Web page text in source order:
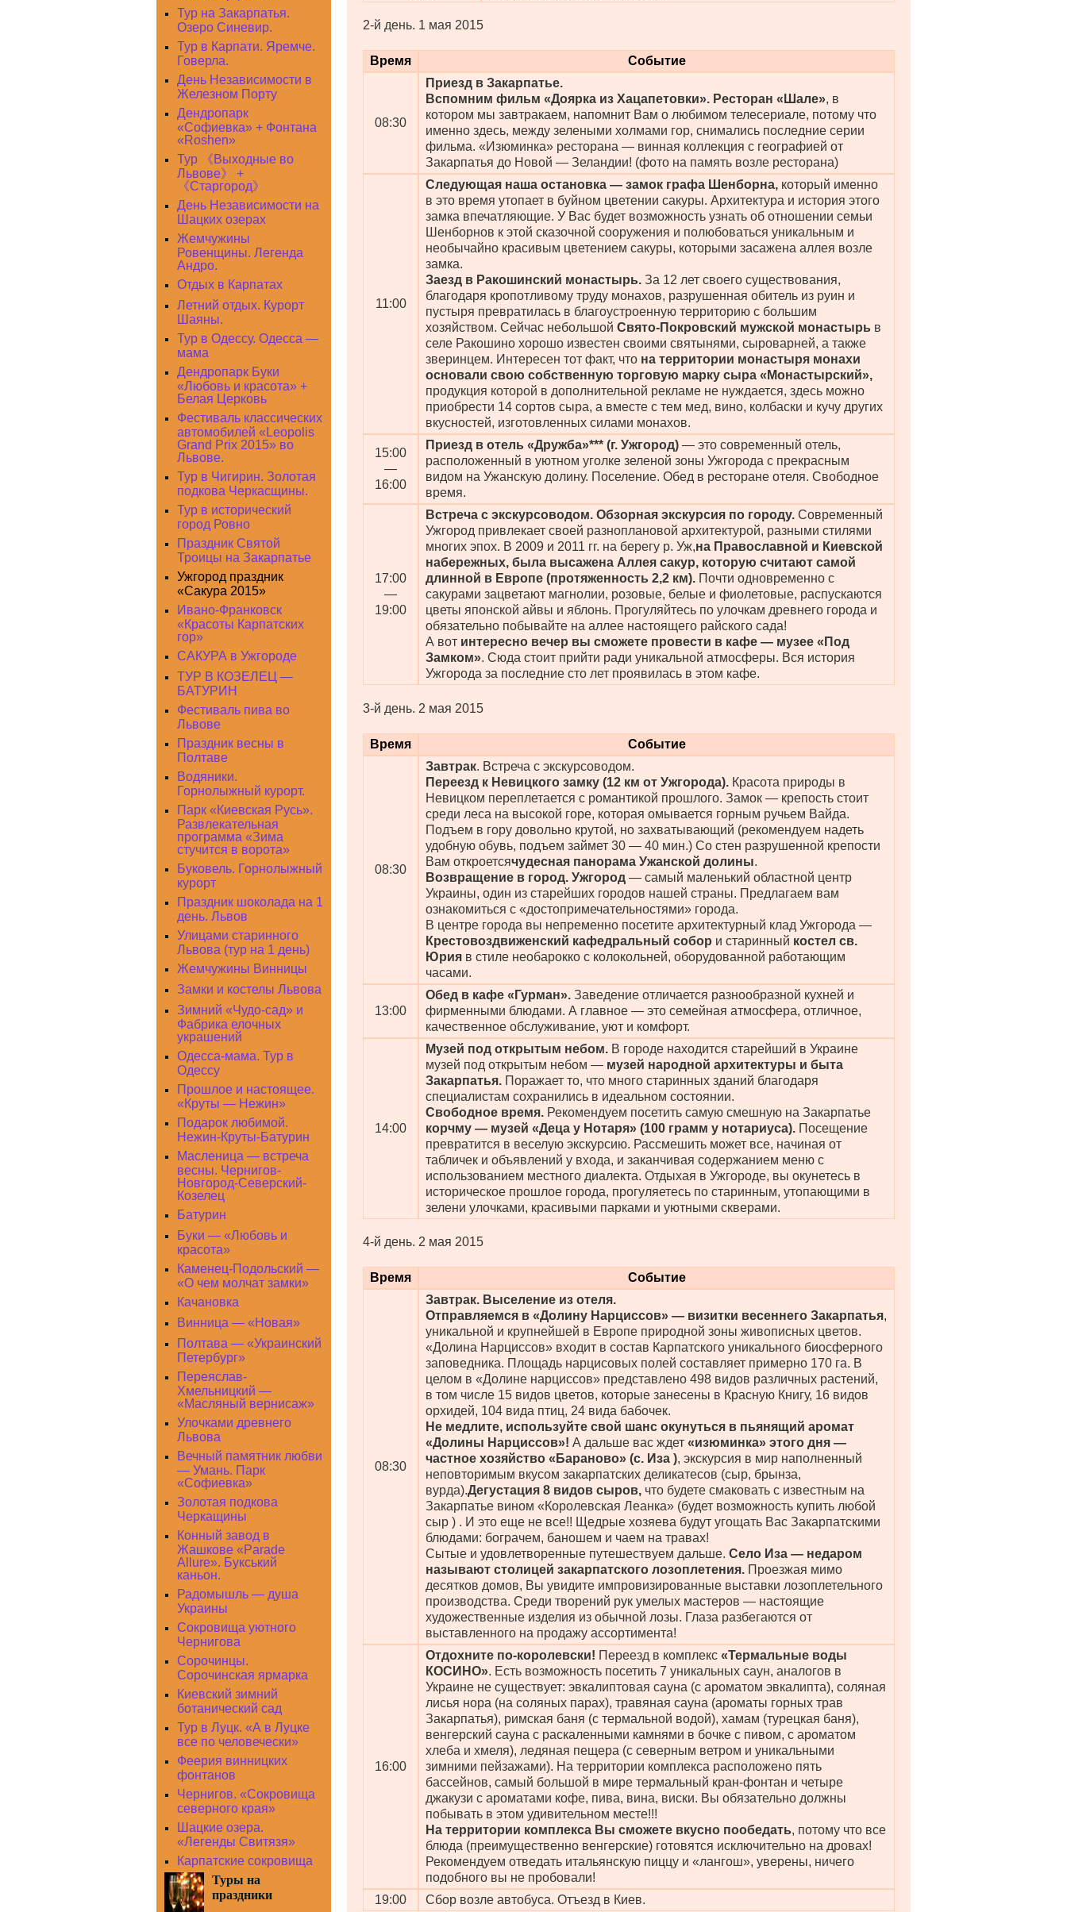
Тур на Закарпатья.
Озеро Синевир.
Тур в Карпати. Яремче.
Говерла.
День Независимости в
Железном Порту
Дендропарк
«Софиевка» + Фонтана
«Roshen»
Тур 《Выходные во
Львове》 +
《Старгород》
День Независимости на
Шацких озерах
Жемчужины
Ровенщины. Легенда
Андро.
Отдых в Карпатах
Летний отдых. Курорт
Шаяны.
Тур в Одессу. Одесса —
мама
Дендропарк Буки
«Любовь и красота» +
Белая Церковь
Фестиваль классических
автомобилей «Leopolis
Grand Prix 2015» во
Львове.
Тур в Чигирин. Золотая
подкова Черкасщины.
Тур в исторический
город Ровно
Праздник Святой
Троицы на Закарпатье
Ужгород праздник
«Сакура 2015»
Ивано-Франковск
«Красоты Карпатских
гор»
САКУРА в Ужгороде
ТУР В КОЗЕЛЕЦ —
БАТУРИН
Фестиваль пива во
Львове
Праздник весны в
Полтаве
Водяники.
Горнолыжный курорт.
Парк «Киевская Русь».
Развлекательная
программа «Зима
стучится в ворота»
Буковель. Горнолыжный
курорт
Праздник шоколада на 1
день. Львов
Улицами старинного
Львова (тур на 1 день)
Жемчужины Винницы
Замки и костелы Львова
Зимний «Чудо-сад» и
Фабрика елочных
украшений
Одесса-мама. Тур в
Одессу
Прошлое и настоящее.
«Круты — Нежин»
Подарок любимой.
Нежин-Круты-Батурин
Масленица — встреча
весны. Чернигов-
Новгород-Северский-
Козелец
Батурин
Буки — «Любовь и
красота»
Каменец-Подольский —
«О чем молчат замки»
Качановка
Винница — «Новая»
Полтава — «Украинский
Петербург»
Переяслав-
Хмельницкий —
«Масляный вернисаж»
Улочками древнего
Львова
Вечный памятник любви
— Умань. Парк
«Софиевка»
Золотая подкова
Черкащины
Конный завод в
Жашкове «Parade
Allure». Букський
каньон.
Радомышль — душа
Украины
Сокровища уютного
Чернигова
Сорочинцы.
Сорочинская ярмарка
Киевский зимний
ботанический сад
Тур в Луцк. «А в Луцке
все по человечески»
Феерия винницких
фонтанов
Чернигов. «Сокровища
северного края»
Шацкие озера.
«Легенды Свитязя»
Карпатские сокровища
Туры на
праздники
2-й день. 1 мая 2015
Время Событие
08:30
Приезд в Закарпатье.
Вспомним фильм «Доярка из Хацапетовки». Ресторан «Шале», в
котором мы завтракаем, напомнит Вам о любимом телесериале, потому что
именно здесь, между зелеными холмами гор, снимались последние серии
фильма. «Изюминка» ресторана — винная коллекция с географией от
Закарпатья до Новой — Зеландии! (фото на память возле ресторана)
11:00
Следующая наша остановка — замок графа Шенборна, который именно
в это время утопает в буйном цветении сакуры. Архитектура и история этого
замка впечатляющие. У Вас будет возможность узнать об отношении семьи
Шенборнов к этой сказочной сооружения и полюбоваться уникальным и
необычайно красивым цветением сакуры, которыми засажена аллея возле
замка.
Заезд в Ракошинский монастырь. За 12 лет своего существования,
благодаря кропотливому труду монахов, разрушенная обитель из руин и
пустыря превратилась в благоустроенную территорию с большим
хозяйством. Сейчас небольшой Свято-Покровский мужской монастырь в
селе Ракошино хорошо известен своими святынями, сыроварней, а также
зверинцем. Интересен тот факт, что на территории монастыря монахи
основали свою собственную торговую марку сыра «Монастырский»,
продукция которой в дополнительной рекламе не нуждается, здесь можно
приобрести 14 сортов сыра, а вместе с тем мед, вино, колбаски и кучу других
вкусностей, изготовленных силами монахов.
15:00
—
16:00
Приезд в отель «Дружба»*** (г. Ужгород) — это современный отель,
расположенный в уютном уголке зеленой зоны Ужгорода с прекрасным
видом на Ужанскую долину. Поселение. Обед в ресторане отеля. Свободное
время.
17:00
—
19:00
Встреча с экскурсоводом. Обзорная экскурсия по городу. Современный
Ужгород привлекает своей разноплановой архитектурой, разными стилями
многих эпох. В 2009 и 2011 гг. на берегу р. Уж,на Православной и Киевской
набережных, была высажена Аллея сакур, которую считают самой
длинной в Европе (протяженность 2,2 км). Почти одновременно с
сакурами зацветают магнолии, розовые, белые и фиолетовые, распускаются
цветы японской айвы и яблонь. Прогуляйтесь по улочкам древнего города и
обязательно побывайте на аллее настоящего райского сада!
А вот интересно вечер вы сможете провести в кафе — музее «Под
Замком». Сюда стоит прийти ради уникальной атмосферы. Вся история
Ужгорода за последние сто лет проявилась в этом кафе.
3-й день. 2 мая 2015
Время Событие
08:30
Завтрак. Встреча с экскурсоводом.
Переезд к Невицкого замку (12 км от Ужгорода). Красота природы в
Невицком переплетается с романтикой прошлого. Замок — крепость стоит
среди леса на высокой горе, которая омывается горным ручьем Вайда.
Подъем в гору довольно крутой, но захватывающий (рекомендуем надеть
удобную обувь, подъем займет 30 — 40 мин.) Со стен разрушенной крепости
Вам откроетсячудесная панорама Ужанской долины.
Возвращение в город. Ужгород — самый маленький областной центр
Украины, один из старейших городов нашей страны. Предлагаем вам
ознакомиться с «достопримечательностями» города.
В центре города вы непременно посетите архитектурный клад Ужгорода —
Крестовоздвиженский кафедральный собор и старинный костел св.
Юрия в стиле необарокко с колокольней, оборудованной работающим
часами.
13:00
Обед в кафе «Гурман». Заведение отличается разнообразной кухней и
фирменными блюдами. А главное — это семейная атмосфера, отличное,
качественное обслуживание, уют и комфорт.
14:00
Музей под открытым небом. В городе находится старейший в Украине
музей под открытым небом — музей народной архитектуры и быта
Закарпатья. Поражает то, что много старинных зданий благодаря
специалистам сохранились в идеальном состоянии.
Свободное время. Рекомендуем посетить самую смешную на Закарпатье
корчму — музей «Деца у Нотаря» (100 грамм у нотариуса). Посещение
превратится в веселую экскурсию. Рассмешить может все, начиная от
табличек и объявлений у входа, и заканчивая содержанием меню с
использованием местного диалекта. Отдыхая в Ужгороде, вы окунетесь в
историческое прошлое города, прогуляетесь по старинным, утопающими в
зелени улочками, красивыми парками и уютными скверами.
4-й день. 2 мая 2015
Время Событие
08:30
Завтрак. Выселение из отеля.
Отправляемся в «Долину Нарциссов» — визитки весеннего Закарпатья,
уникальной и крупнейшей в Европе природной зоны живописных цветов.
«Долина Нарциссов» входит в состав Карпатского уникального биосферного
заповедника. Площадь нарцисовых полей составляет примерно 170 га. В
целом в «Долине нарциссов» представлено 498 видов различных растений,
в том числе 15 видов цветов, которые занесены в Красную Книгу, 16 видов
орхидей, 104 вида птиц, 24 вида бабочек.
Не медлите, используйте свой шанс окунуться в пьянящий аромат
«Долины Нарциссов»! А дальше вас ждет «изюминка» этого дня —
частное хозяйство «Бараново» (с. Иза ), экскурсия в мир наполненный
неповторимым вкусом закарпатских деликатесов (сыр, брынза,
вурда).Дегустация 8 видов сыров, что будете смаковать с известным на
Закарпатье вином «Королевская Леанка» (будет возможность купить любой
сыр ) . И это еще не все!! Щедрые хозяева будут угощать Вас Закарпатскими
блюдами: бограчем, баношем и чаем на травах!
Сытые и удовлетворенные путешествуем дальше. Село Иза — недаром
называют столицей закарпатского лозоплетения. Проезжая мимо
десятков домов, Вы увидите импровизированные выставки лозоплетельного
производства. Среди творений рук умелых мастеров — настоящие
художественные изделия из обычной лозы. Глаза разбегаются от
выставленного на продажу ассортимента!
16:00
Отдохните по-королевски! Переезд в комплекс «Термальные воды
КОСИНО». Есть возможность посетить 7 уникальных саун, аналогов в
Украине не существует: эвкалиптовая сауна (с ароматом эвкалипта), соляная
лисья нора (на соляных парах), травяная сауна (ароматы горных трав
Закарпатья), римская баня (с термальной водой), хамам (турецкая баня),
венгерский сауна с раскаленными камнями в бочке с пивом, с ароматом
хлеба и хмеля), ледяная пещера (с северным ветром и уникальными
зимними пейзажами). На территории комплекса расположено пять
бассейнов, самый большой в мире термальный кран-фонтан и четыре
джакузи с ароматами кофе, пива, вина, виски. Вы обязательно должны
побывать в этом удивительном месте!!!
На территории комплекса Вы сможете вкусно пообедать, потому что все
блюда (преимущественно венгерские) готовятся исключительно на дровах!
Рекомендуем отведать итальянскую пиццу и «лангош», уверены, ничего
подобного вы не пробовали!
19:00
Сбор возле автобуса. Отъезд в Киев.